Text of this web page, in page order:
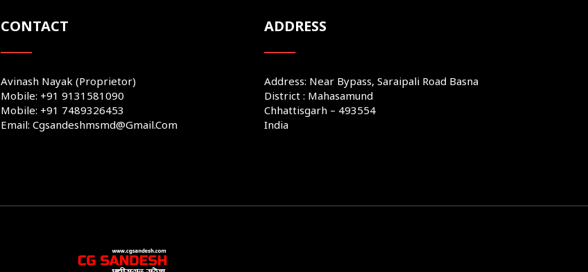
CONTACT
Avinash Nayak (Proprietor)
Mobile: +91 9131581090
Mobile: +91 7489326453
Email: Cgsandeshmsmd@gmail.com
ADDRESS
Address: Near Bypass, Saraipali Road Basna
District : Mahasamund
Chhattisgarh – 493554
India